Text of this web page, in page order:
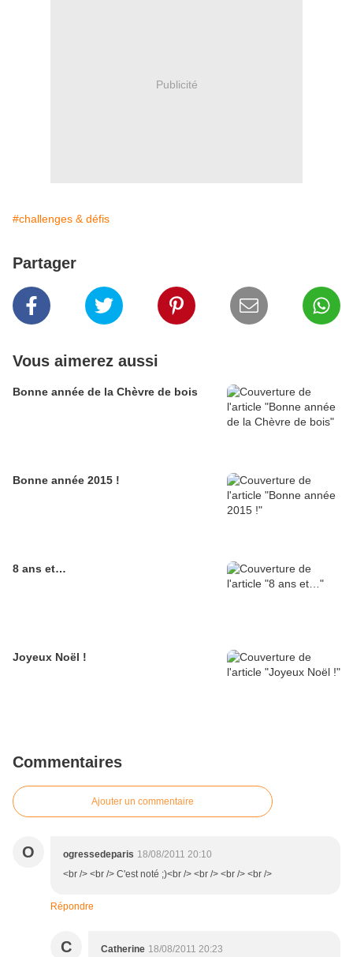
Publicité
#challenges & défis
Partager
Vous aimerez aussi
Bonne année de la Chèvre de bois
Bonne année 2015 !
8 ans et…
Joyeux Noël !
Commentaires
Ajouter un commentaire
O ogressedeparis 18/08/2011 20:10
<br /> <br /> C'est noté ;)<br /> <br /> <br /> <br />
Répondre
C Catherine 18/08/2011 20:23